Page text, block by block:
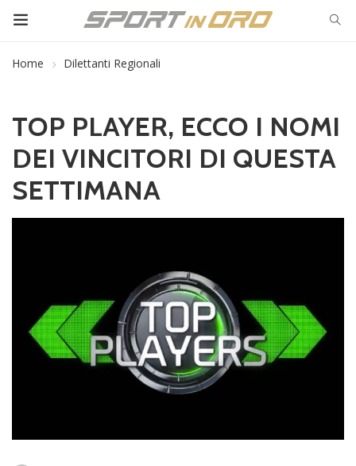
Home Dilettanti Regionali
TOP PLAYER, ECCO I NOMI
DEI VINCITORI DI QUESTA
SETTIMANA